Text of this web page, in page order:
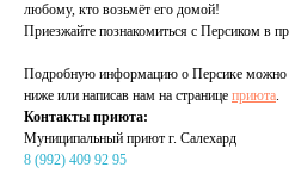
любому, кто возьмёт его домой!
Приезжайте познакомиться с Персиком в
Подробную информацию о Персике можно
ниже или написав нам на странице приюта.
Контакты приюта:
Муниципальный приют г. Салехард
8 (992) 409 92 95